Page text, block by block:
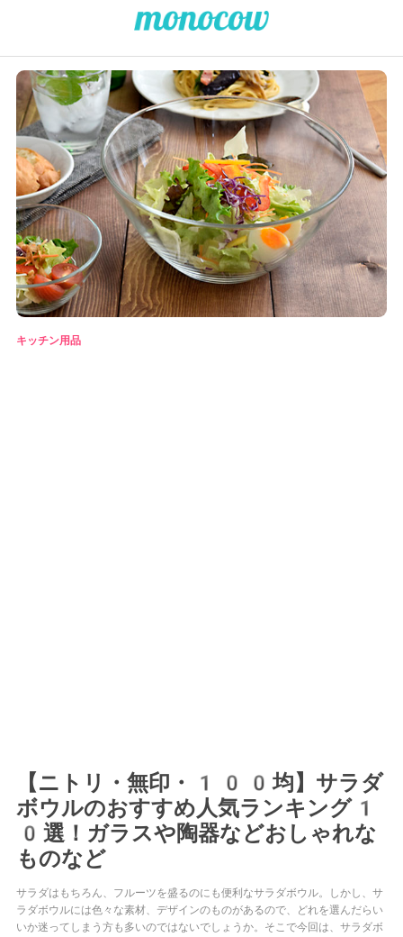
キッチン用品
【ニトリ・無印・100均】サラダ
ボウルのおすすめ人気ランキング1
0選！ガラスや陶器などおしゃれな
ものなど
サラダはもちろん、フルーツを盛るのにも便利なサラダボウル。しかし、サ
ラダボウルには色々な素材、デザインのものがあるので、どれを選んだらい
いか迷ってしまう方も多いのではないでしょうか。そこで今回は、サラダボ